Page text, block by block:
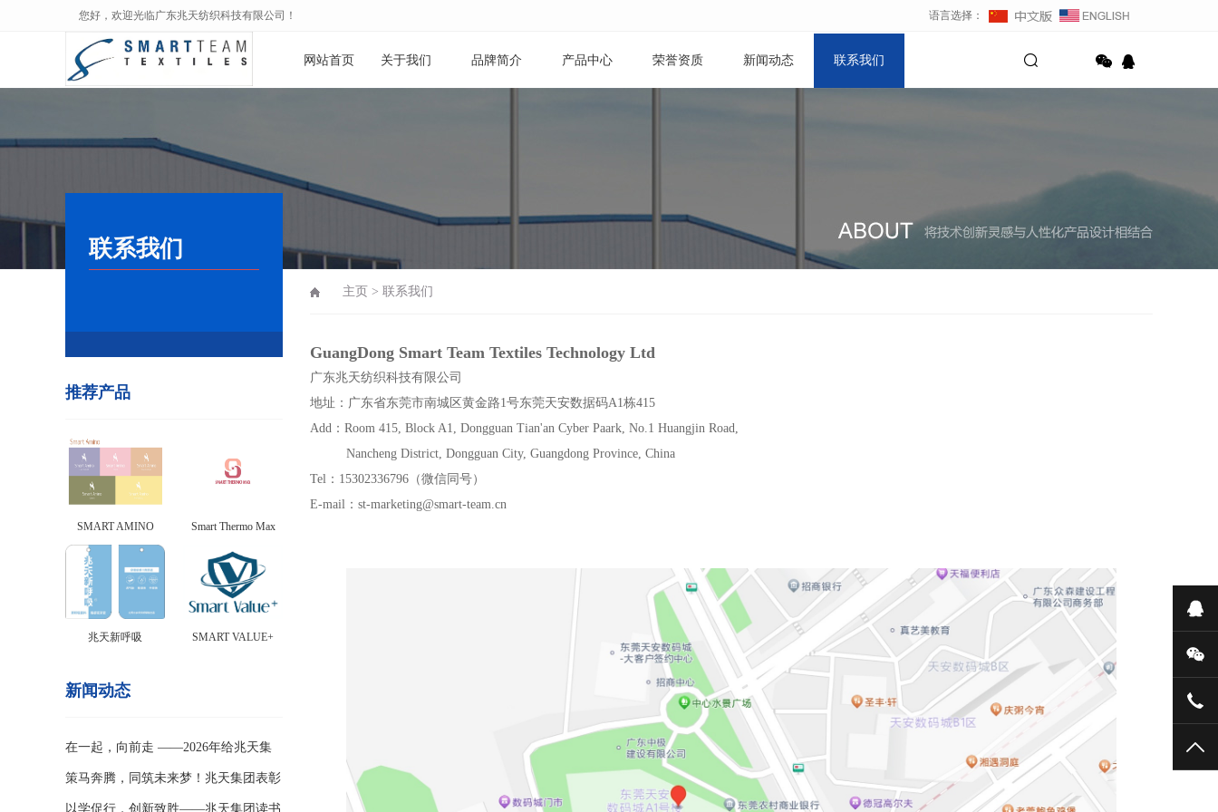
您好，欢迎光临广东兆天纺织科技有限公司！ 语言选择：
网站首页 关于我们 品牌简介 产品中心 荣誉资质 新闻动态 联系我们
联系我们
推荐产品
SMART AMINO Smart Thermo Max
兆天新呼吸 SMART VALUE+
新闻动态
在一起，向前走 ——2026年给兆天集
团全体伙伴的一封家书
策马奔腾，同筑未来梦！兆天集团表彰
盛典燃启2026新征程
以学促行，创新致胜——兆天集团读书
主页 > 联系我们
GuangDong Smart Team Textiles Technology Ltd
广东兆天纺织科技有限公司
地址：广东省东莞市南城区黄金路1号东莞天安数据码A1栋415
Add：Room 415, Block A1, Dongguan Tian'an Cyber Paark, No.1 Huangjin Road,
Nancheng District, Dongguan City, Guangdong Province, China
Tel： 15302336796（微信同号）
E-mail： st-marketing@smart-team.cn
在
微